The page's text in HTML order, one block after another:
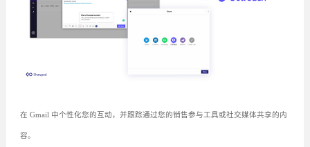
在 Gmail 中个性化您的互动，并跟踪通过您的销售参与工具或社交媒体共享的内
容。